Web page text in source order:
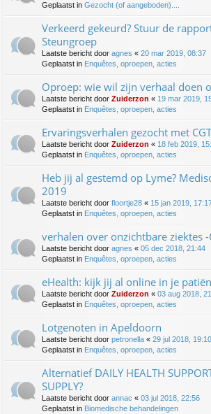
Geplaatst in Gezocht (of aangeboden)....
Verkeerd gekeurd? Stuur de
Steungroep
Laatste bericht door agnes « 20 mar 2019, 08:37
Geplaatst in Enquêtes, oproepen, acties
Oproep: wie wil zijn verhaal doen
Laatste bericht door Zuiderzon « 19 mar 2019,
Geplaatst in Enquêtes, oproepen, acties
Ervaringsverhalen gezocht met
Laatste bericht door Zuiderzon « 18 feb 2019,
Geplaatst in Enquêtes, oproepen, acties
Heb jij al gestemd op Lyme?
2019
Laatste bericht door floortje28 « 15 jan 2019,
Geplaatst in Enquêtes, oproepen, acties
verhalen over onzichtbare ziektes -
Laatste bericht door agnes « 05 dec 2018, 21:44
Geplaatst in Enquêtes, oproepen, acties
eHealth: kijk jij al online in je
Laatste bericht door Zuiderzon « 03 aug 2018,
Geplaatst in Enquêtes, oproepen, acties
Lotgenoten in Apeldoorn
Laatste bericht door petronella « 29 jul 2018, 19:10
Geplaatst in Enquêtes, oproepen, acties
Alternatief DAILY HEALTH
SUPPLY?
Laatste bericht door annac « 03 jul 2018, 22:56
Geplaatst in Biomedische behandelingen